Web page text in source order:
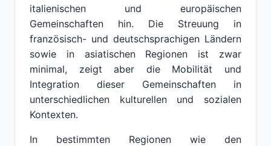
italienischen und europäischen
Gemeinschaften hin. Die Streuung in
französisch- und deutschsprachigen Ländern
sowie in asiatischen Regionen ist zwar
minimal, zeigt aber die Mobilität und
Integration dieser Gemeinschaften in
unterschiedlichen kulturellen und sozialen
Kontexten.
In bestimmten Regionen wie den